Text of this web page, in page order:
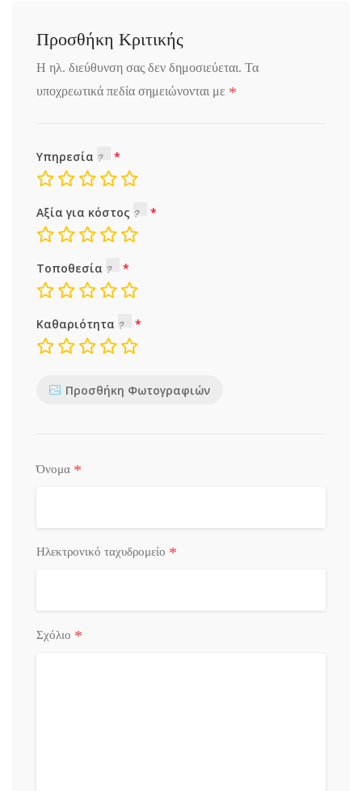
Προσθήκη Κριτικής
Η ηλ. διεύθυνση σας δεν δημοσιεύεται. Τα
υποχρεωτικά πεδία σημειώνονται με *
Υπηρεσία
Αξία για κόστος
Τοποθεσία
Καθαριότητα
Προσθήκη Φωτογραφιών
Όνομα *
Ηλεκτρονικό ταχυδρομείο *
Σχόλιο *